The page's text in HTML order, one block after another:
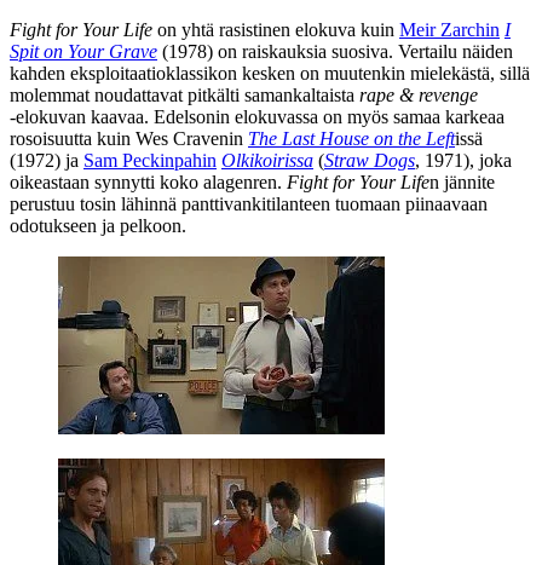
Fight for Your Life on yhtä rasistinen elokuva kuin Meir Zarchin I
Spit on Your Grave (1978) on raiskauksia suosiva. Vertailu näiden
kahden eksploitaatioklassikon kesken on muutenkin mielekästä, sillä
molemmat noudattavat pitkälti samankaltaista rape & revenge
‑elokuvan kaavaa. Edelsonin elokuvassa on myös samaa karkeaa
rosoisuutta kuin Wes Cravenin The Last House on the Leftissä
(1972) ja Sam Peckinpahin Olkikoirissa (Straw Dogs, 1971), joka
oikeastaan synnytti koko alagenren. Fight for Your Lifen jännite
perustuu tosin lähinnä panttivankitilanteen tuomaan piinaavaan
odotukseen ja pelkoon.